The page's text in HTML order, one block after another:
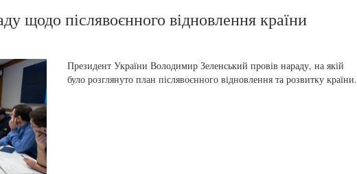
щодо післявоєнного відновлення країни
Президент України Володимир Зеленський провів нараду, на якій
було розглянуто план післявоєнного відновлення та розвитку країни.